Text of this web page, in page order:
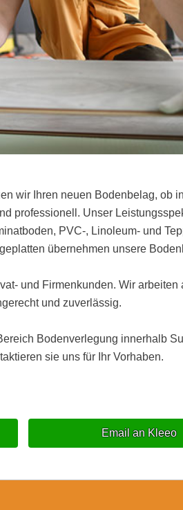
wir Ihren neuen Bodenbelag, ob
professionell. Unser
PVC-, Linoleum- und
übernehmen unsere
und Firmenkunden. Wir
und zuverlässig.
Bodenverlegung innerhalb
sie uns für Ihr Vorhaben.
Email an Kleeo